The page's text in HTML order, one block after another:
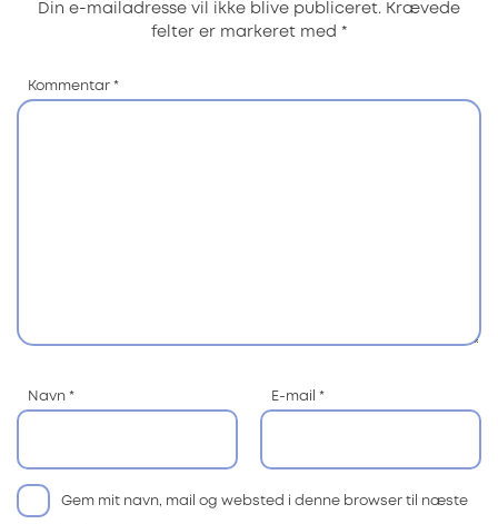
Din e-mailadresse vil ikke blive publiceret. Krævede
felter er markeret med *
Kommentar *
Navn * E-mail *
Gem mit navn, mail og websted i denne browser til næste